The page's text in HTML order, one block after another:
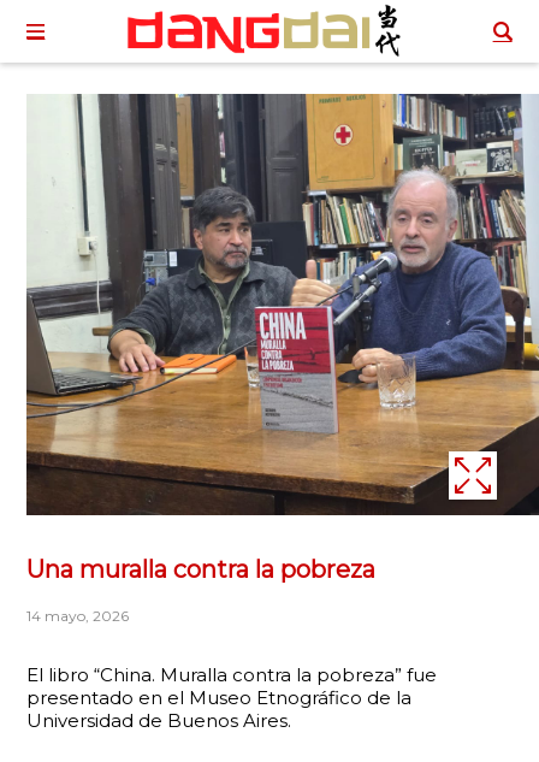
Una muralla contra la pobreza
14 mayo, 2026
El libro “China. Muralla contra la pobreza” fue
presentado en el Museo Etnográfico de la
Universidad de Buenos Aires.